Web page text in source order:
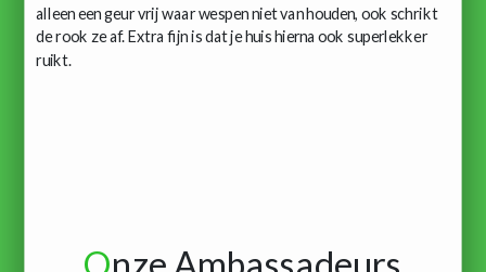
alleen een geur vrij waar wespen niet van houden, ook schrikt
de rook ze af. Extra fijn is dat je huis hierna ook superlekker
ruikt.